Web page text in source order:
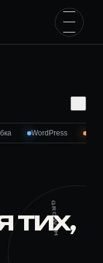
WordPress
тих,
GROWTH